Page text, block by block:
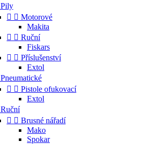
Pily
  Motorové
Makita
  Ruční
Fiskars
  Příslušenství
Extol
Pneumatické
  Pistole ofukovací
Extol
Ruční
  Brusné nářadí
Mako
Spokar